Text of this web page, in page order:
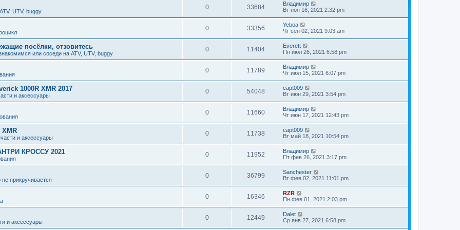
UTV, buggy
0 33684
Владимир
Вт ноя 16, 2021 2:32 pm
0 33356
Yeboa
Чт сен 02, 2021 9:03 am
посёлки, отзовитесь
или соседи на ATV, UTV, buggy
0 11404
Everett
Пн июл 26, 2021 6:58 pm
0 11789
Владимир
Чт июл 15, 2021 6:07 pm
1000R XMR 2017
и аксессуары
0 54048
capt009
Вт июн 29, 2021 3:54 pm
0 11660
Владимир
Чт июн 17, 2021 12:43 pm
и аксессуары
0 11738
capt009
Вт май 18, 2021 10:54 pm
КРОССУ 2021 0 11952
Владимир
Пт фев 26, 2021 3:17 pm
не прикручивается
0 36799
Sanchester
Вт фев 02, 2021 11:01 pm
0 16346
RZR
Пн фев 01, 2021 2:03 pm
и аксессуары
0 12449
Dalet
Ср янв 27, 2021 6:58 pm